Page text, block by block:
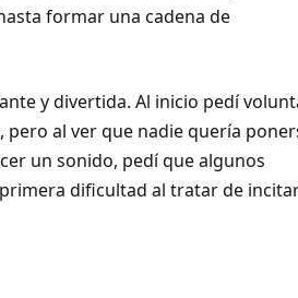
formar una cadena de
y divertida. Al inicio pedí
al ver que nadie quería
un sonido, pedí que algunos
dificultad al tratar de